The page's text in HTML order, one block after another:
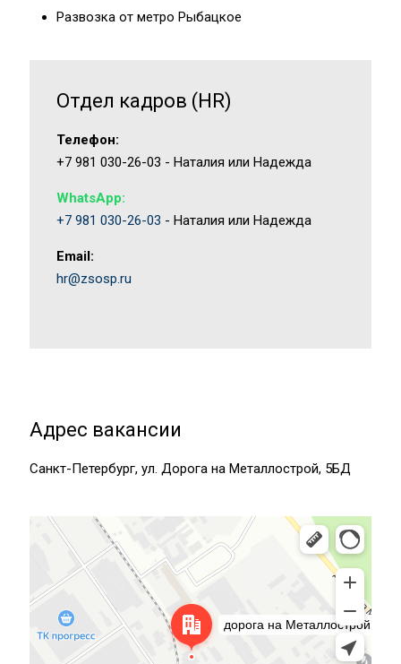
Развозка от метро Рыбацкое
Отдел кадров (HR)
Телефон:
+7 981 030-26-03 - Наталия или Надежда
WhatsApp:
+7 981 030-26-03 - Наталия или Надежда
Email:
hr@zsosp.ru
Адрес вакансии
Санкт-Петербург, ул. Дорога на Металлострой, 5БД
Санкт‑Петербург
Яндекс Карты